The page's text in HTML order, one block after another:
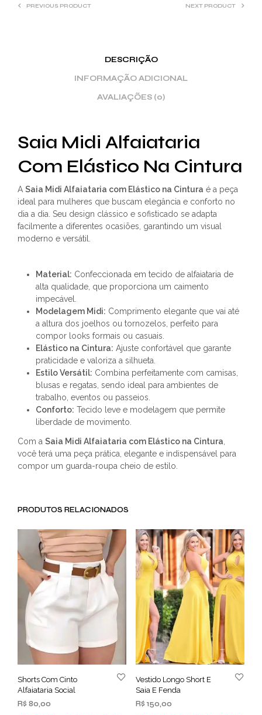
PREVIOUS PRODUCT NEXT PRODUCT
DESCRIÇÃO
INFORMAÇÃO ADICIONAL
AVALIAÇÕES (0)
Saia Midi Alfaiataria
Com Elástico Na Cintura
A Saia Midi Alfaiataria com Elástico na Cintura é a peça
ideal para mulheres que buscam elegância e conforto no
dia a dia. Seu design clássico e sofisticado se adapta
facilmente a diferentes ocasiões, garantindo um visual
moderno e versátil.
Material: Confeccionada em tecido de alfaiataria de
alta qualidade, que proporciona um caimento
impecável.
Modelagem Midi: Comprimento elegante que vai até
a altura dos joelhos ou tornozelos, perfeito para
compor looks formais ou casuais.
Elástico na Cintura: Ajuste confortável que garante
praticidade e valoriza a silhueta.
Estilo Versátil: Combina perfeitamente com camisas,
blusas e regatas, sendo ideal para ambientes de
trabalho, eventos ou passeios.
Conforto: Tecido leve e modelagem que permite
liberdade de movimento.
Com a Saia Midi Alfaiataria com Elástico na Cintura
você terá uma peça prática, elegante e indispensável para
compor um guarda-roupa cheio de estilo.
PRODUTOS RELACIONADOS
Shorts Com Cinto
Alfaiataria Social
R$ 80,00
Vestido Longo Short E
Saia E Fenda
R$ 150,00